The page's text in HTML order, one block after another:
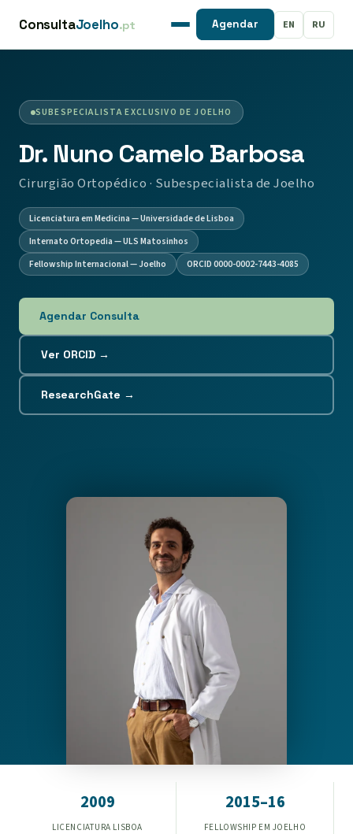
ConsultaJoelho.pt Agendar EN RU
SUBESPECIALISTA EXCLUSIVO DE JOELHO
Dr. Nuno Camelo Barbosa
Cirurgião Ortopédico · Subespecialista de Joelho
Licenciatura em Medicina — Universidade de Lisboa
Internato Ortopedia — ULS Matosinhos
Fellowship Internacional — Joelho
ORCID 0000-0002-7443-4085
Agendar Consulta
Ver ORCID →
ResearchGate →
2009
LICENCIATURA LISBOA
2015–16
FELLOWSHIP EM JOELHO